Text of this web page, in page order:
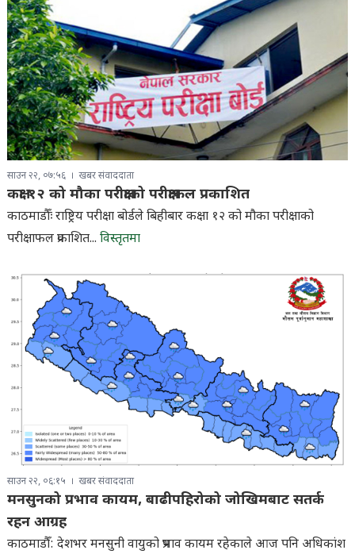
साउन २२, ०७:५६ खबर संवाददाता
कक्षा १२ को मौका परीक्षाको परीक्षाफल प्रकाशित
काठमाडौँः राष्ट्रिय परीक्षा बोर्डले बिहीबार कक्षा १२ को मौका परीक्षाको
परीक्षाफल प्रकाशित... विस्तृतमा
साउन २२, ०६:१५ खबर संवाददाता
मनसुनको प्रभाव कायम, बाढीपहिरोको जोखिमबाट सतर्क
रहन आग्रह
काठमाडौँ: देशभर मनसुनी वायुको प्रभाव कायम रहेकाले आज पनि अधिकांश